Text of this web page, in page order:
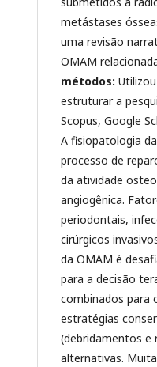
metástases
uma revisão
OMAM
métodos:
estruturar a
Scopus, Google
A fisiopatologia
processo de
da atividade
angiogênica.
periodontais,
cirúrgicos
da OMAM é
para a decisão
combinados para
estratégias
(debridamentos e
alternativas.